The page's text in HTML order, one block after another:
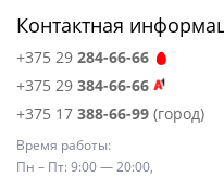
Контактная
+375 29 284-66-66
+375 29 384-66-66
+375 17 388-66-99 (город)
Время работы:
Пн – Пт: 9:00 — 20:00,